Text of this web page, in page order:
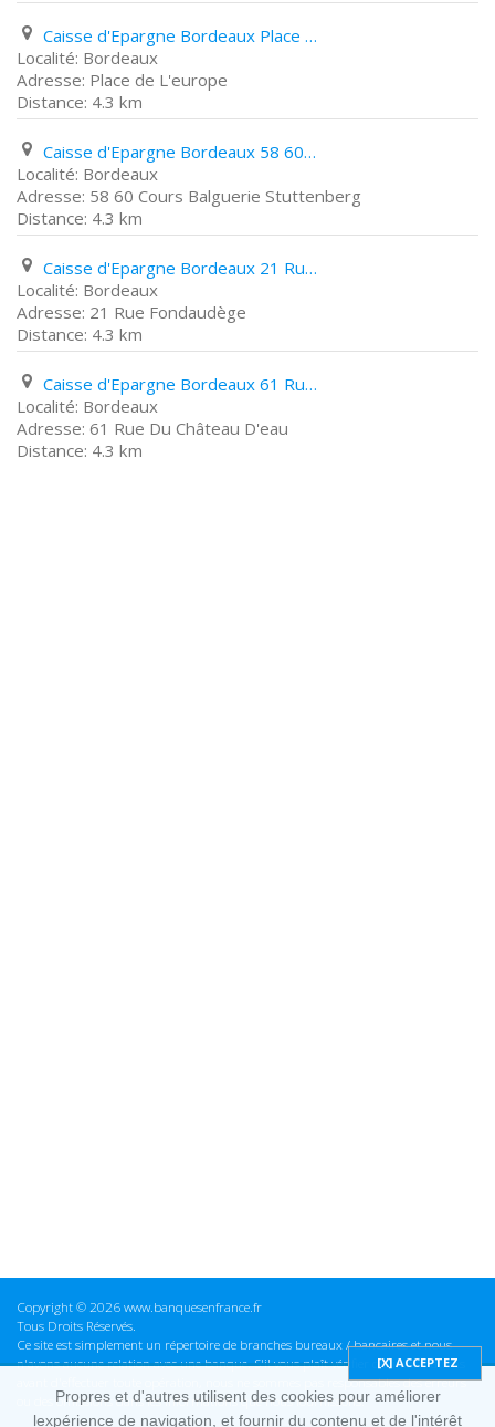
Caisse d'Epargne Bordeaux Place de L'europe
Bordeaux
Place de L'europe
4.3 km
Caisse d'Epargne Bordeaux 58 60 Cours Balguerie Stuttenberg
Bordeaux
58 60 Cours Balguerie Stuttenberg
4.3 km
Caisse d'Epargne Bordeaux 21 Rue Fondaudège
Bordeaux
21 Rue Fondaudège
4.3 km
Caisse d'Epargne Bordeaux 61 Rue Du Château D'eau
Bordeaux
61 Rue Du Château D'eau
4.3 km
Copyright © 2026 www.banquesenfrance.fr
Tous Droits Réservés.
Ce site est simplement un répertoire de branches bureaux / bancaires et nous
n'avons aucune relation avec une banque. S'il vous plaît vérifier ces informations
avant d'effectuer toute opération, nous ne sommes pas responsables des erreurs
ou des omissions dans les informations que nous fournissons.
Propres et d'autres utilisent des cookies pour améliorer
lexpérience de navigation, et fournir du contenu et de l'intérêt